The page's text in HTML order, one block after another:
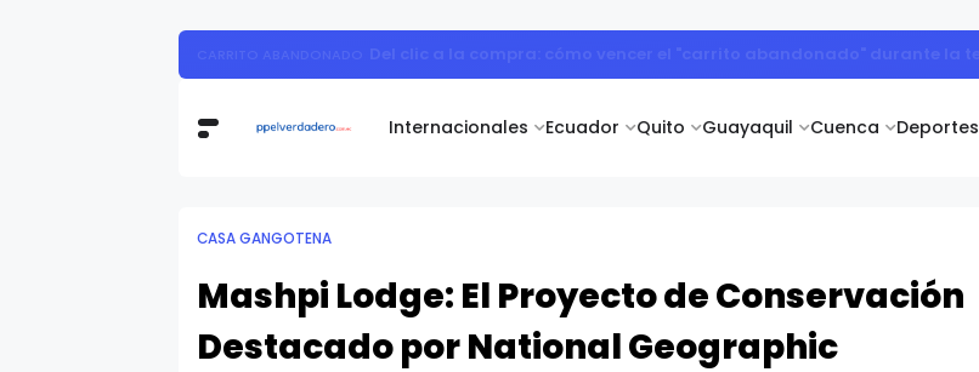
Internacionales Ecuador Quito Guayaquil Cuenca Deportes
CASA GANGOTENA
Mashpi Lodge: El Proyecto de Conservación
Destacado por National Geographic